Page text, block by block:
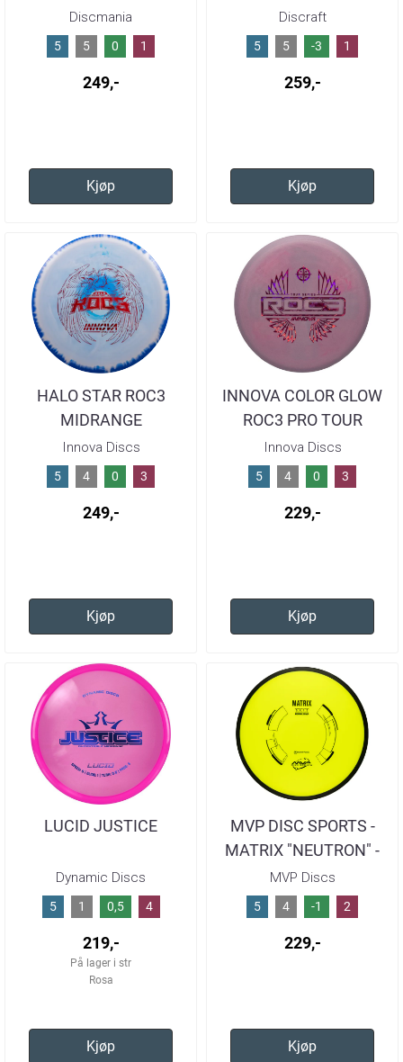
Discmania
5 5 0 1
249,-
Kjøp
Discraft
5 5 -3 1
259,-
Kjøp
HALO STAR ROC3
MIDRANGE
Innova Discs
5 4 0 3
249,-
Kjøp
INNOVA COLOR GLOW
ROC3 PRO TOUR
SERIES
Innova Discs
5 4 0 3
229,-
Kjøp
LUCID JUSTICE
Dynamic Discs
5 1 0,5 4
219,-
På lager i str
Rosa
Kjøp
MVP DISC SPORTS -
MATRIX "NEUTRON" -
COLORS VARY / 170-
175
MVP Discs
5 4 -1 2
229,-
Kjøp